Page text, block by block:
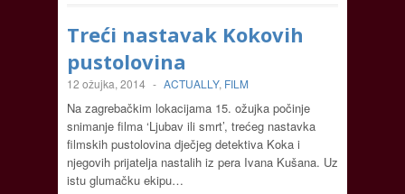
Treći nastavak Kokovih
pustolovina
12 ožujka, 2014 - ACTUALLY, FILM
Na zagrebačkim lokacijama 15. ožujka počinje
snimanje filma ‘Ljubav ili smrt’, trećeg nastavka
filmskih pustolovina dječjeg detektiva Koka i
njegovih prijatelja nastalih iz pera Ivana Kušana. Uz
istu glumačku ekipu…